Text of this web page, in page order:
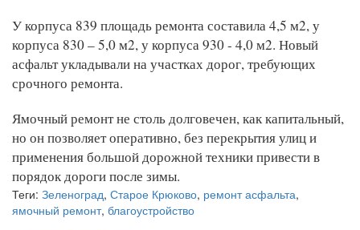
У корпуса 839 площадь ремонта составила 4,5 м2, у
корпуса 830 – 5,0 м2, у корпуса 930 - 4,0 м2. Новый
асфальт укладывали на участках дорог, требующих
срочного ремонта.
Ямочный ремонт не столь долговечен, как капитальный,
но он позволяет оперативно, без перекрытия улиц и
применения большой дорожной техники привести в
порядок дороги после зимы.
Теги: Зеленоград, Старое Крюково, ремонт асфальта,
ямочный ремонт, благоустройство